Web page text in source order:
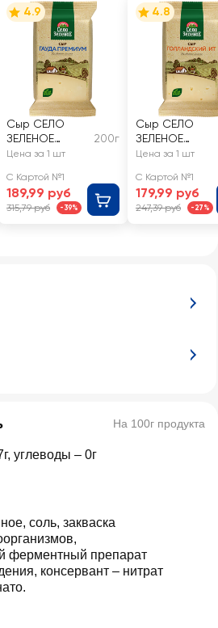
На 100г продукта
углеводы – 0г
соль, закваска
ферментный препарат
консервант – нитрат
4.9
Сыр СЕЛО
ЗЕЛЕНОЕ
Премиум Гауда
200г
Цена за 1 шт
С Картой №1
189,99 руб
315,79 руб -39%
4.8
Сыр СЕЛО
ЗЕЛЕНОЕ
Голландский
Цена за 1 шт
С Картой №1
179,99 руб
247,39 руб -27%